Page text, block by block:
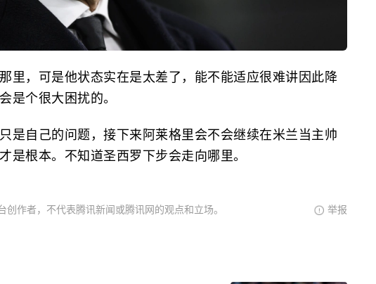
里，可是他状态实在是太差了，能不能适应很难讲因此降
是个很大困扰的。
是自己的问题，接下来阿莱格里会不会继续在米兰当主帅
是根本。不知道圣西罗下步会走向哪里。
作者，不代表腾讯新闻或腾讯网的观点和立场。 举报